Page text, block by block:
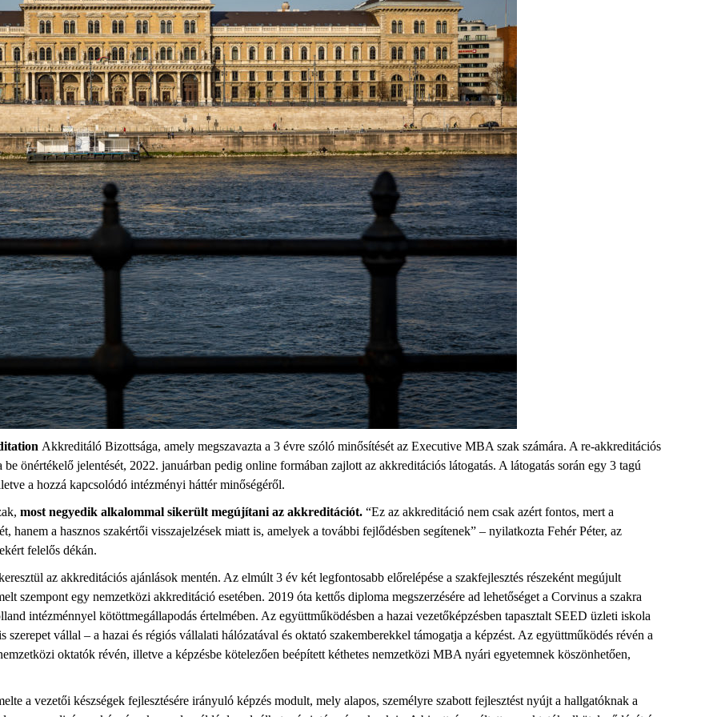
Akkreditáló Bizottsága, amely megszavazta a 3 évre szóló minősítését az Executive MBA szak számára. A re-akkreditációs
önértékelő jelentését, 2022. januárban pedig online formában zajlott az akkreditációs látogatás. A látogatás során egy 3 tagú
a hozzá kapcsolódó intézményi háttér minőségéről.
most negyedik alkalommal sikerült megújítani az akkreditációt. “Ez az akkreditáció nem csak azért fontos, mert a
hanem a hasznos szakértői visszajelzések miatt is, amelyek a további fejlődésben segítenek” – nyilatkozta Fehér Péter, az
felelős dékán.
az akkreditációs ajánlások mentén. Az elmúlt 3 év két legfontosabb előrelépése a szakfejlesztés részeként megújult
szempont egy nemzetközi akkreditáció esetében. 2019 óta kettős diploma megszerzésére ad lehetőséget a Corvinus a szakra
intézménnyel kötöttmegállapodás értelmében. Az együttműködésben a hazai vezetőképzésben tapasztalt SEED üzleti iskola
vállal – a hazai és régiós vállalati hálózatával és oktató szakemberekkel támogatja a képzést. Az együttműködés révén a
oktatók révén, illetve a képzésbe kötelezően beépített kéthetes nemzetközi MBA nyári egyetemnek köszönhetően,
a vezetői készségek fejlesztésére irányuló képzés modult, mely alapos, személyre szabott fejlesztést nyújt a hallgatóknak a